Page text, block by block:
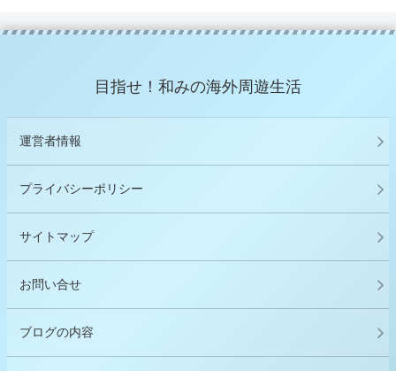
目指せ！和みの海外周遊生活
運営者情報
プライバシーポリシー
サイトマップ
お問い合せ
ブログの内容